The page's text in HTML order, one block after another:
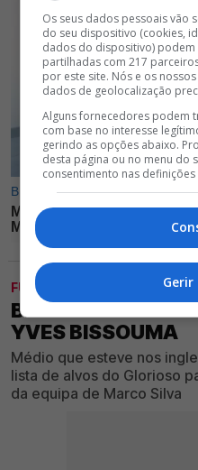
FUTEBOL
BENFICA
YVES BISSOUMA
Médio que esteve nos
lista de alvos do Glorioso
da equipa de Marco Silva
Os seus dados pessoais vão
do seu dispositivo (cookies,
dados do dispositivo) podem
partilhadas com 217
por este site. Nós e os
dados de geolocalização
Alguns fornecedores podem
com base no interesse
gerindo as opções abaixo.
desta página ou no menu do
consentimento nas
Gerir